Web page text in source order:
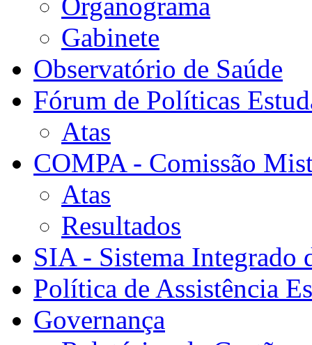
Gabinete
Observatório de Saúde
Fórum de Políticas
Atas
COMPA - Comissão
Atas
Resultados
SIA - Sistema Integrado
Política de Assistência
Governança